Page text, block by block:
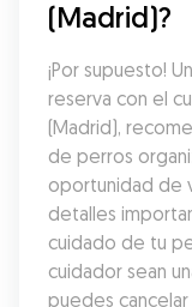
(Madrid)?
¡Por supuesto!
reserva con el
(Madrid),
de perros
oportunidad de
detalles
cuidado de tu
cuidador sean
puedes